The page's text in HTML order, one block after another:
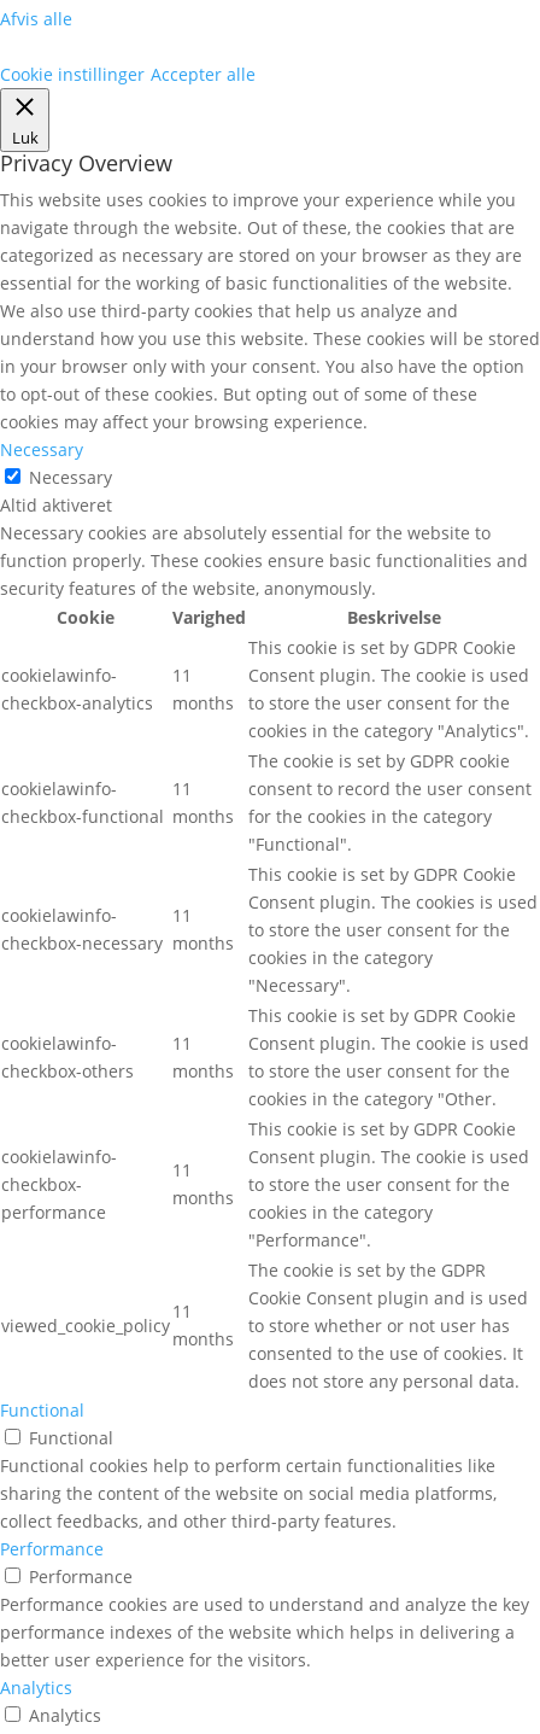
Afvis alle
Cookie instillinger Accepter alle
Luk
Privacy Overview
This website uses cookies to improve your experience while you
navigate through the website. Out of these, the cookies that are
categorized as necessary are stored on your browser as they are
essential for the working of basic functionalities of the website.
We also use third-party cookies that help us analyze and
understand how you use this website. These cookies will be stored
in your browser only with your consent. You also have the option
to opt-out of these cookies. But opting out of some of these
cookies may affect your browsing experience.
Necessary
Necessary
Altid aktiveret
Necessary cookies are absolutely essential for the website to
function properly. These cookies ensure basic functionalities and
security features of the website, anonymously.
Cookie
Varighed Beskrivelse
cookielawinfo-
checkbox-analytics
11
months
This cookie is set by GDPR Cookie
Consent plugin. The cookie is used
to store the user consent for the
cookies in the category "Analytics".
cookielawinfo-
checkbox-functional
11
months
The cookie is set by GDPR cookie
consent to record the user consent
for the cookies in the category
"Functional".
cookielawinfo-
checkbox-necessary
11
months
This cookie is set by GDPR Cookie
Consent plugin. The cookies is used
to store the user consent for the
cookies in the category
"Necessary".
cookielawinfo-
checkbox-others
11
months
This cookie is set by GDPR Cookie
Consent plugin. The cookie is used
to store the user consent for the
cookies in the category "Other.
cookielawinfo-
checkbox-
performance
11
months
This cookie is set by GDPR Cookie
Consent plugin. The cookie is used
to store the user consent for the
cookies in the category
"Performance".
viewed_cookie_policy
11
months
The cookie is set by the GDPR
Cookie Consent plugin and is used
to store whether or not user has
consented to the use of cookies. It
does not store any personal data.
Functional
Functional
Functional cookies help to perform certain functionalities like
sharing the content of the website on social media platforms,
collect feedbacks, and other third-party features.
Performance
Performance
Performance cookies are used to understand and analyze the key
performance indexes of the website which helps in delivering a
better user experience for the visitors.
Analytics
Analytics